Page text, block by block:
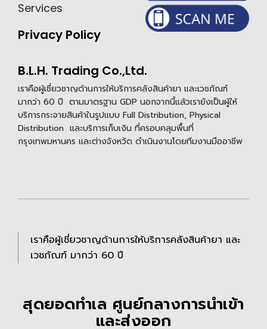
Services
Privacy Policy
B.L.H. Trading Co.,Ltd.
เราคือผู้เชี่ยวชาญด้านการให้บริการคลังสินค้ายา และเวชภัณฑ์
มากว่า 60 ปี ตามมาตรฐาน GDP นอกจากนี้แล้วเรายังเป็นผู้ให้
บริการกระจายสินค้าในรูปแบบ Full Distribution, Physical
Distribution และบริการเก็บเงิน ที่ครอบคลุมพื้นที่
กรุงเทพมหานคร และต่างจังหวัด ดำเนินงานโดยทีมงานมืออาชีพ
สุดยอดทำเล ศูนย์กลางการนำเข้า
และส่งออก
เราคือผู้เชี่ยวชาญด้านการให้บริการคลังสินค้ายา และ
เวชภัณฑ์ มากว่า 60 ปี